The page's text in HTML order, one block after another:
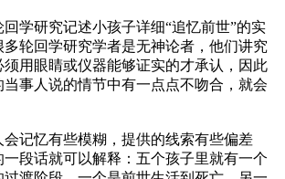
回学研究记述小孩子详细“追忆前世”的实
轮回学研究学者是无神论者，他们讲究
须用眼睛或仪器能够证实的才承认，因此
事人说的情节中有一点点不吻合，就会
会记忆有些模糊，提供的线索有些偏差
段话就可以解释：五个孩子里就有一个